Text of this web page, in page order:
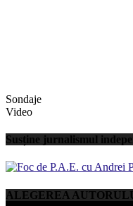
Sondaje
Video
Susține jurnalismul
ALEGEREA